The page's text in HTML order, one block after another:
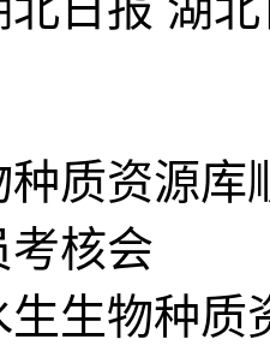
种质资源
考核会
生物种质